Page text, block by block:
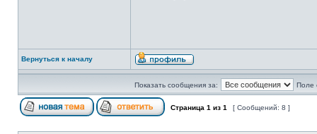
Вернуться к началу
Показать сообщения за: Поле
Страница 1 из 1 [ Сообщений: 8 ]